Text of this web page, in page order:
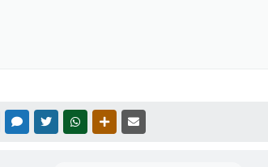
FACEBOOKMESSENGER
TWITTERWHATSAPPOUTRAS MÍDIAS